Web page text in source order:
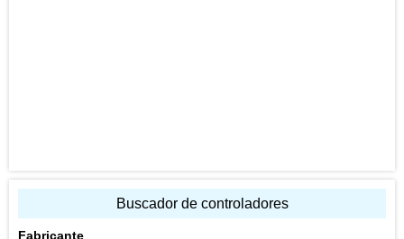
Buscador de controladores
Fabricante